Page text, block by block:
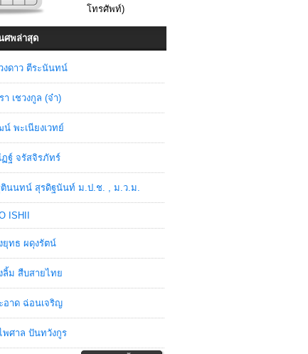
โทรศัพท์)
ศพล่าสุด
ดาว ตีระนันทน์
า เชวงกูล (จ๋า)
พะเนียงเวทย์
ฐ์ จรัสจิรภัทร์
นนทน์ สุรดิฐนันท์ ม.ป.ช. , ม.ว.ม.
ISHII
ทธ ผดุงรัตน์
ม สืบสายไทย
าด ฉ่อนเจริญ
ศาล ปันทวังกูร